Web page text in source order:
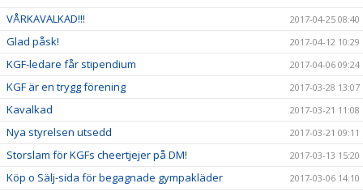
VÅRKAVALKAD!!! 2017-04-25 08:40
Glad påsk! 2017-04-12 10:29
KGF-ledare får stipendium 2017-04-06 09:24
KGF är en trygg förening 2017-03-28 13:07
Kavalkad 2017-03-21 11:08
Nya styrelsen utsedd 2017-03-21 09:11
Storslam för KGFs cheertjejer på DM! 2017-03-13 15:20
Köp o Sälj-sida för begagnade gympakläder 2017-03-06 14:10